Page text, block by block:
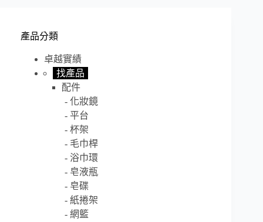
產品分類
卓越實績
找產品
配件
化妝鏡
平台
杯架
毛巾桿
浴巾環
皂液瓶
皂碟
紙捲架
網籃